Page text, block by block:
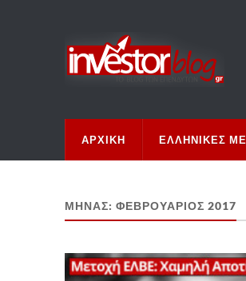
ΑΡΧΙΚΉ ΕΛΛΗΝΙΚΈΣ
ΜΉΝΑΣ: ΦΕΒΡΟΥΆΡΙΟΣ 2017